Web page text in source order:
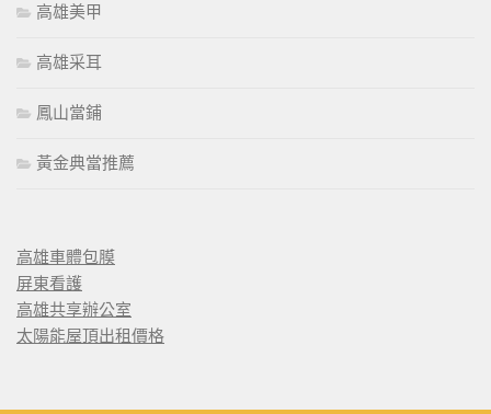
高雄美甲
高雄采耳
鳳山當鋪
黃金典當推薦
高雄車體包膜
屏東看護
高雄共享辦公室
太陽能屋頂出租價格